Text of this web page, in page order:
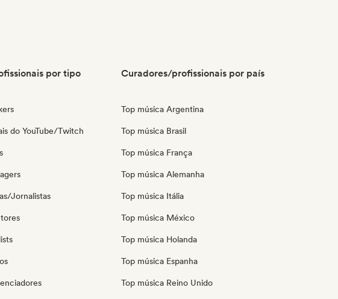
por tipo
do YouTube/Twitch
Jornalistas
Curadores/profissionais por país
Top música Argentina
Top música Brasil
Top música França
Top música Alemanha
Top música Itália
Top música México
Top música Holanda
Top música Espanha
Top música Reino Unido